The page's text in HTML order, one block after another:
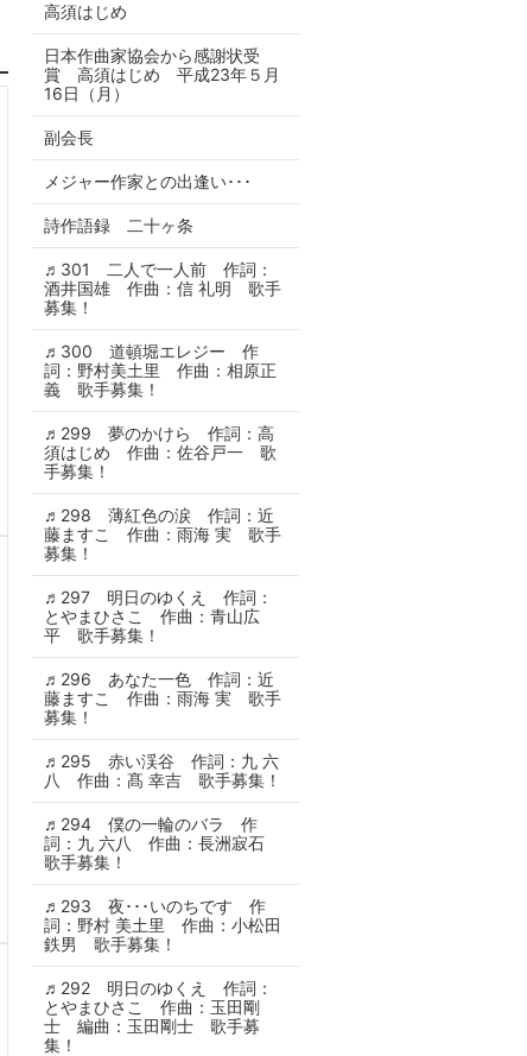
高須はじめ
日本作曲家協会から感謝状受
賞 高須はじめ 平成23年５月
16日（月）
副会長
メジャー作家との出逢い･･･
詩作語録 二十ヶ条
♬301 二人で一人前 作詞：
酒井国雄 作曲：信 礼明 歌手
募集！
♬300 道頓堀エレジー 作
詞：野村美土里 作曲：相原正
義 歌手募集！
♬299 夢のかけら 作詞：高
須はじめ 作曲：佐谷戸一 歌
手募集！
♬298 薄紅色の涙 作詞：近
藤ますこ 作曲：雨海 実 歌手
募集！
♬297 明日のゆくえ 作詞：
とやまひさこ 作曲：青山広
平 歌手募集！
♬296 あなた一色 作詞：近
藤ますこ 作曲：雨海 実 歌手
募集！
♬295 赤い渓谷 作詞：九 六
八 作曲：髙 幸吉 歌手募集！
♬294 僕の一輪のバラ 作
詞：九 六八 作曲：長洲寂石
歌手募集！
♬293 夜･･･いのちです 作
詞：野村 美土里 作曲：小松田
鉄男 歌手募集！
♬292 明日のゆくえ 作詞：
とやまひさこ 作曲：玉田剛
士 編曲：玉田剛士 歌手募
集！